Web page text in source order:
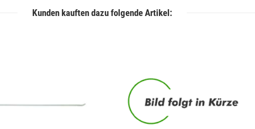
Kunden kauften dazu folgende Artikel: